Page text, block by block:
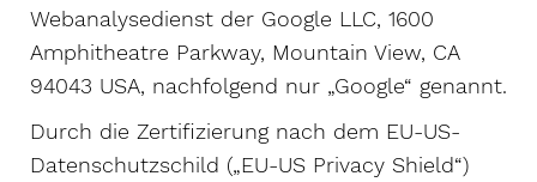
Webanalysedienst der Google LLC, 1600
Amphitheatre Parkway, Mountain View, CA
94043 USA, nachfolgend nur „Google“ genannt.
Durch die Zertifizierung nach dem EU-US-
Datenschutzschild („EU-US Privacy Shield“)